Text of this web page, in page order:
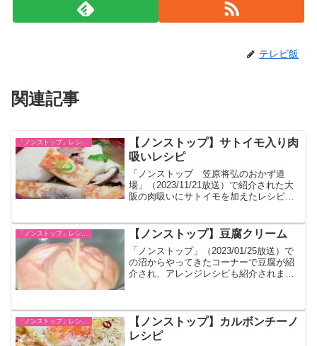
テレビ飯
関連記事
【ノンストップ】サトイモ入り肉
吸いレシピ
「ノンストップ 笠原将弘のおかず道
場」（2023/11/21放送）で紹介された大
阪の肉吸いにサトイモを加えたレシピで
【ノンストップ】豆腐クリーム
「ノンストップ」（2023/01/25放送）で
の沼からやってきたコーナーで豆腐が紹
介され、アレンジレシピも紹介されまし
【ノンストップ】カルボンチーノ
レシピ